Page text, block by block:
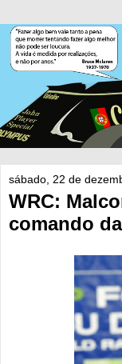
sábado, 22 de
WRC:
comando